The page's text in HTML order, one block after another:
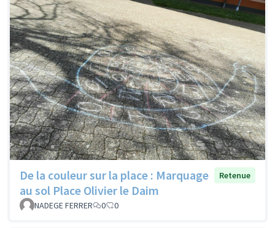
De la couleur sur la place : Marquage
au sol Place Olivier le Daim
Retenue
NADEGE FERRER 0 0